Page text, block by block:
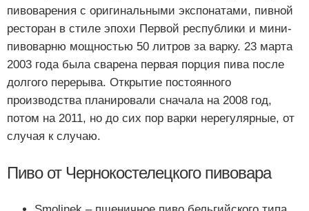
пивоварения с оригинальными экспонатами, пивной
ресторан в стиле эпохи Первой республики и мини-
пивоварню мощностью 50 литров за варку. 23 марта
2003 года была сварена первая порция пива после
долгого перерыва. Открытие постоянного
производства планировали сначала на 2008 год,
потом на 2011, но до сих пор варки нерегулярные, от
случая к случаю.
Пиво от Чернокостелецкого пивовара